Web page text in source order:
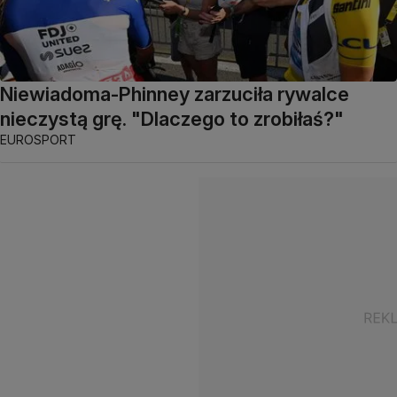
Niewiadoma-Phinney zarzuciła rywalce
nieczystą grę. "Dlaczego to zrobiłaś?"
EUROSPORT